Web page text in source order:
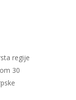
regije
30